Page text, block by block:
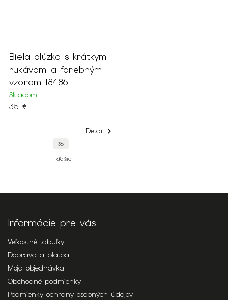
Biela blúzka s krátkym
rukávom a farebným
vzorom 18486
Skladom
35 €
Detail
36
+ ďalšie
Informácie pre vás
Veľkostné tabuľky
Doprava a platba
Moja objednávka
Obchodné podmienky
Podmienky ochrany osobných údajov